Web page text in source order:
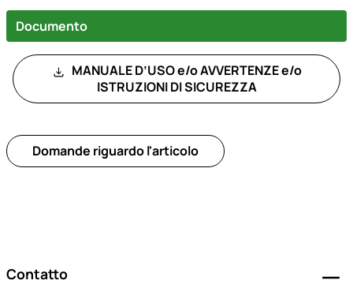
Documento
MANUALE D’USO e/o AVVERTENZE e/o
ISTRUZIONI DI SICUREZZA
Domande riguardo l'articolo
Contatto